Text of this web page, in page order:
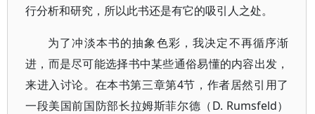
行分析和研究，所以此书还是有它的吸引人之处。
为了冲淡本书的抽象色彩，我决定不再循序渐
进，而是尽可能选择书中某些通俗易懂的内容出发，
来进入讨论。在本书第三章第4节，作者居然引用了
一段美国前国防部长拉姆斯菲尔德（D. Rumsfeld）